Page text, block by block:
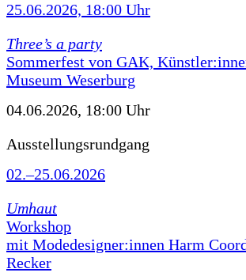
25.06.2026, 18:00 Uhr
Three’s a party
Sommerfest von GAK,
Museum Weserburg
04.06.2026, 18:00 Uhr
Ausstellungsrundgang
02.–25.06.2026
Umhaut
Workshop
mit Modedesigner:innen Harm
Recker